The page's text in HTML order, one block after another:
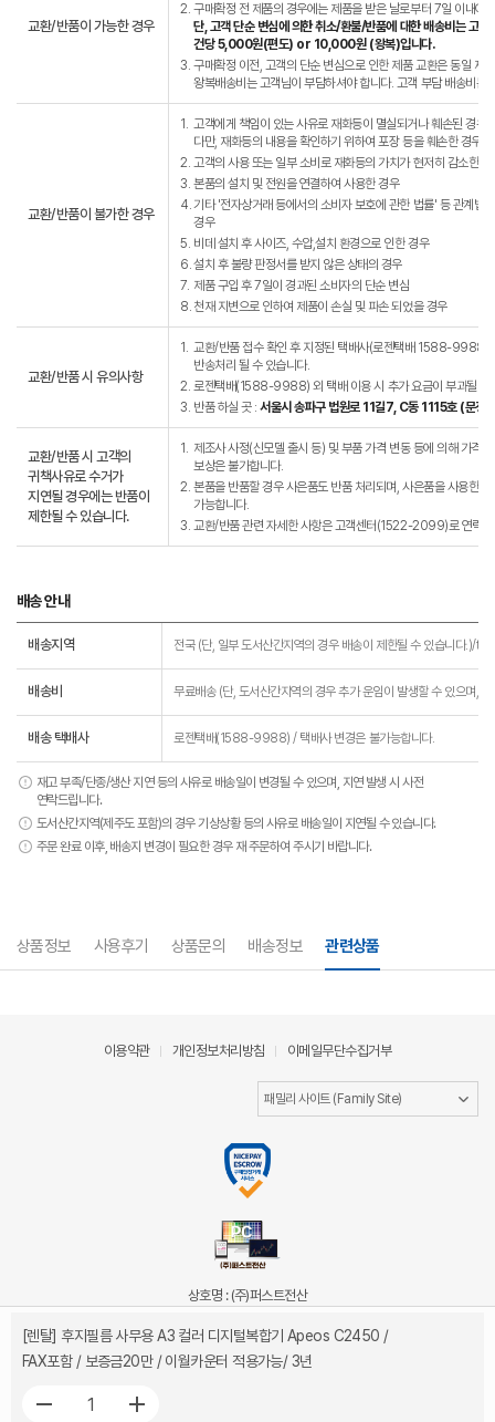
[렌탈] 후지필름 사무용 A3 컬러 디지털복합기 Apeos C2450 /
FAX포함 / 보증금20만 / 이월카운터 적용가능/ 3년
교환/반품이 가능한 경우
2. 구매확정 전 제품의 경우에는 제품을 받은 날로부터 7일 이내에
단, 고객 단순 변심에 의한 취소/환불/반품에 대한 배송비는 고
건당 5,000원(편도) or 10,000원 (왕복)입니다.
3. 구매확정 이전, 고객의 단순 변심으로 인한 제품 교환은 동일 제
왕복배송비는 고객님이 부담하셔야 합니다. 고객 부담 배송비
교환/반품이 불가한 경우
1. 고객에게 책임이 있는 사유로 재화등이 멸실되거나 훼손된 경우.
다만, 재화등의 내용을 확인하기 위하여 포장 등을 훼손한 경우
2. 고객의 사용 또는 일부 소비로 재화등의 가치가 현저히 감소한 경
3. 본품의 설치 및 전원을 연결하여 사용한 경우
4.기타 '전자상거래 등에서의 소비자 보호에 관한 법률' 등 관계법
경우
5. 비데 설치 후 사이즈, 수압,설치 환경으로 인한 경우
6.설치 후 불량 판정서를 받지 않은 상태의 경우
7. 제품 구입 후 7일이 경과된 소비자의 단순 변심
8. 천재 지변으로 인하여 제품이 손실 및 파손 되었을 경우
교환/반품 시 유의사항
1. 교환/반품 접수 확인 후 지정된 택배사(로젠택배 1588-9988)
반송처리 될 수 있습니다.
2. 로젠택배(1588-9988) 외 택배 이용 시 추가 요금이 부과될 수
3. 반품 하실 곳 :서울시 송파구 법원로 11길7, C동 1115호 (문정
교환/반품 시 고객의
귀책사유로 수거가
지연될 경우에는 반품이
제한될 수 있습니다.
1. 제조사 사정(신모델 출시 등) 및 부품 가격 변동 등에 의해 가격
보상은 불가합니다.
2. 본품을 반품할 경우 사은품도 반품 처리되며, 사은품을 사용한
가능합니다.
3. 교환/반품 관련 자세한 사항은 고객센터(1522-2099)로 연락바
배송 안내
배송지역 전국 (단, 일부 도서산간지역의 경우 배송이 제한될 수 있습니다.)/td>
배송비 무료배송 (단, 도서산간지역의 경우 추가 운임이 발생할 수 있으며,
배송 택배사 로젠택배(1588-9988) / 택배사 변경은 불가능합니다.
재고 부족/단종/생산 지연 등의 사유로 배송일이 변경될 수 있으며, 지연 발생 시 사전
연락드립니다.
도서산간지역(제주도 포함)의 경우 기상상황 등의 사유로 배송일이 지연될 수 있습니다.
주문 완료 이후, 배송지 변경이 필요한 경우 재 주문하여 주시기 바랍니다.
상품정보 사용후기 상품문의 배송정보 관련상품
상호명 : (주)퍼스트전산
사업자등록번호 : 206-86-78075
통신판매업신고 : 제 2019-서울중랑-1283호
이용약관 개인정보처리방침 이메일무단수집거부